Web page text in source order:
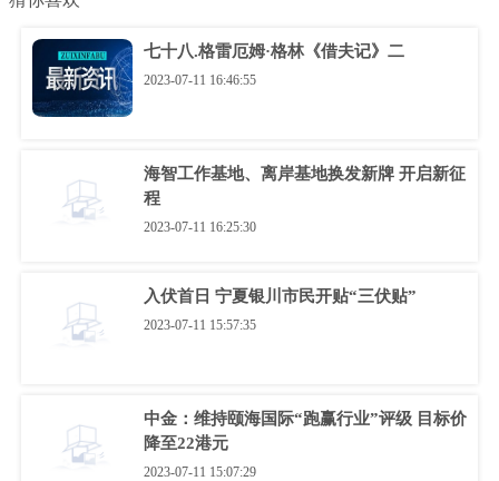
七十八.格雷厄姆·格林《借夫记》二
2023-07-11 16:46:55
海智工作基地、离岸基地换发新牌 开启新征
程
2023-07-11 16:25:30
入伏首日 宁夏银川市民开贴“三伏贴”
2023-07-11 15:57:35
中金：维持颐海国际“跑赢行业”评级 目标价
降至22港元
2023-07-11 15:07:29